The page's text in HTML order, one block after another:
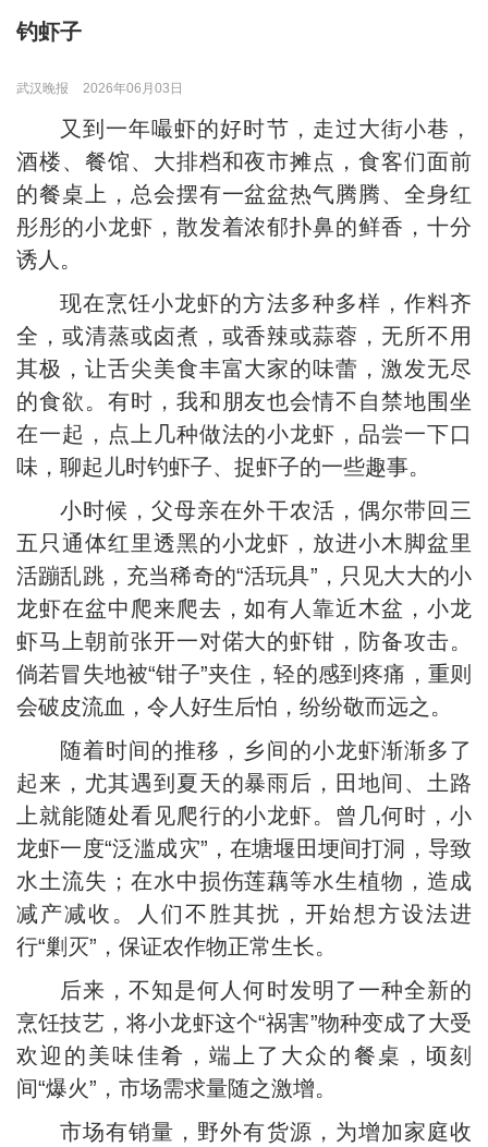
钓虾子
武汉晚报 2026年06月03日
又到一年嘬虾的好时节，走过大街小巷，
酒楼、餐馆、大排档和夜市摊点，食客们面前
的餐桌上，总会摆有一盆盆热气腾腾、全身红
彤彤的小龙虾，散发着浓郁扑鼻的鲜香，十分
诱人。
现在烹饪小龙虾的方法多种多样，作料齐
全，或清蒸或卤煮，或香辣或蒜蓉，无所不用
其极，让舌尖美食丰富大家的味蕾，激发无尽
的食欲。有时，我和朋友也会情不自禁地围坐
在一起，点上几种做法的小龙虾，品尝一下口
味，聊起儿时钓虾子、捉虾子的一些趣事。
小时候，父母亲在外干农活，偶尔带回三
五只通体红里透黑的小龙虾，放进小木脚盆里
活蹦乱跳，充当稀奇的“活玩具”，只见大大的小
龙虾在盆中爬来爬去，如有人靠近木盆，小龙
虾马上朝前张开一对偌大的虾钳，防备攻击。
倘若冒失地被“钳子”夹住，轻的感到疼痛，重则
会破皮流血，令人好生后怕，纷纷敬而远之。
随着时间的推移，乡间的小龙虾渐渐多了
起来，尤其遇到夏天的暴雨后，田地间、土路
上就能随处看见爬行的小龙虾。曾几何时，小
龙虾一度“泛滥成灾”，在塘堰田埂间打洞，导致
水土流失；在水中损伤莲藕等水生植物，造成
减产减收。人们不胜其扰，开始想方设法进
行“剿灭”，保证农作物正常生长。
后来，不知是何人何时发明了一种全新的
烹饪技艺，将小龙虾这个“祸害”物种变成了大受
欢迎的美味佳肴，端上了大众的餐桌，顷刻
间“爆火”，市场需求量随之激增。
市场有销量，野外有货源，为增加家庭收